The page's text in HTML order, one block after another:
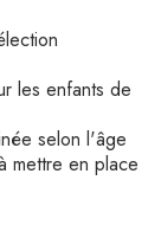
les enfants de
selon l'âge
mettre en place